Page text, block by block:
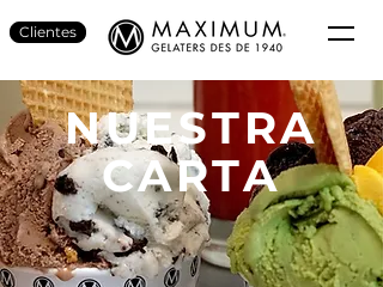
Clientes
NUESTRA
CARTA